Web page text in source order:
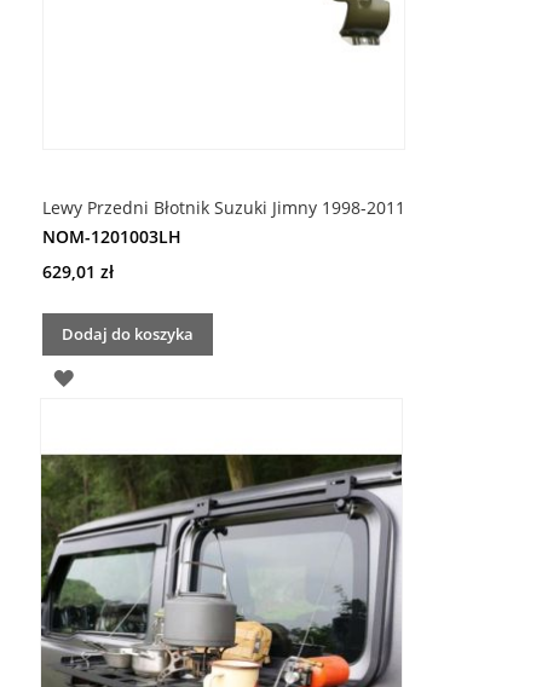
Lewy Przedni Błotnik Suzuki Jimny 1998-2011
NOM-1201003LH
629,01 zł
Dodaj do koszyka
DODAJ
LISTY
ŻYCZEŃ